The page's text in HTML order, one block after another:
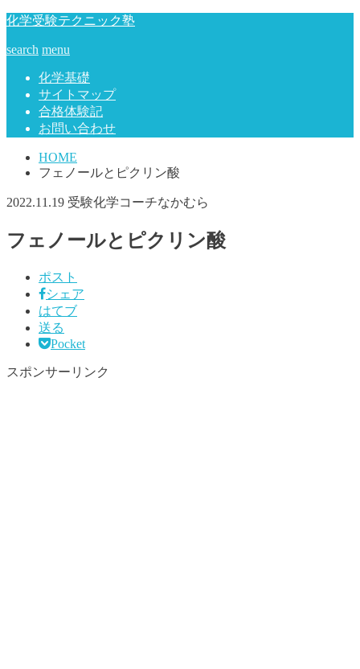
化学受験テクニック塾
search menu
化学基礎
サイトマップ
合格体験記
お問い合わせ
HOME
フェノールとピクリン酸
2022.11.19 受験化学コーチなかむら
フェノールとピクリン酸
ポスト
シェア
はてブ
送る
Pocket
スポンサーリンク